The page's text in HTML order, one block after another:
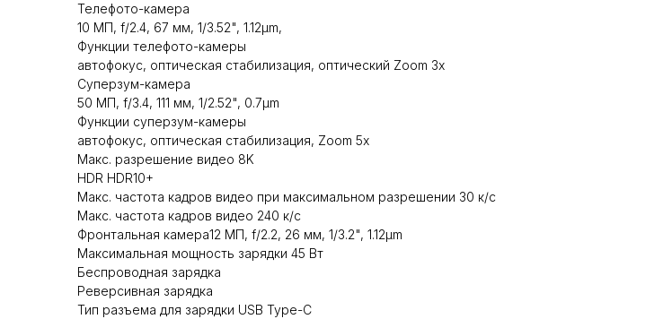
Телефото-камера
10 МП, f/2.4, 67 мм, 1/3.52", 1.12µm,
Функции телефото-камеры
автофокус, оптическая стабилизация, оптический Zoom 3x
Суперзум-камера
50 МП, f/3.4, 111 мм, 1/2.52", 0.7µm
Функции суперзум-камеры
автофокус, оптическая стабилизация, Zoom 5x
Макс. разрешение видео 8K
HDR HDR10+
Макс. частота кадров видео при максимальном разрешении 30 к/c
Макс. частота кадров видео 240 к/с
Фронтальная камера12 МП, f/2.2, 26 мм, 1/3.2", 1.12µm
Максимальная мощность зарядки 45 Вт
Беспроводная зарядка
Реверсивная зарядка
Тип разъема для зарядки USB Type-C